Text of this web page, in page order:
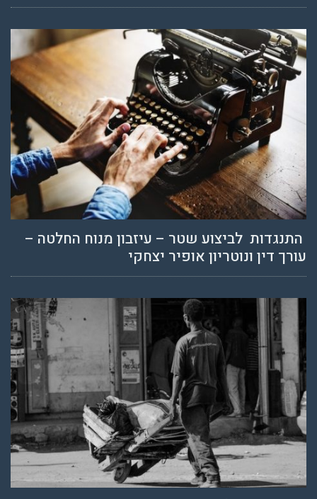
התנגדות לביצוע שטר – עיזבון מנוח החלטה –
עורך דין ונוטריון אופיר יצחקי